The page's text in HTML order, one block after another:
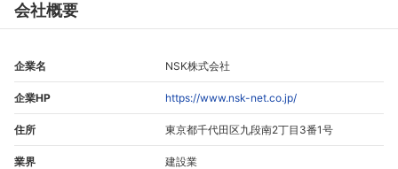
会社概要
企業名 NSK株式会社
企業HP https://www.nsk-net.co.jp/
住所 東京都千代田区九段南2丁目3番1号
業界 建設業